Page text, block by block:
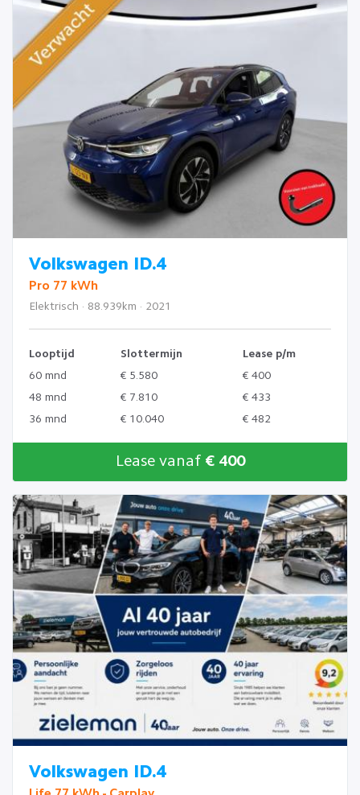
Volkswagen ID.4
Pro 77 kWh
Elektrisch · 88.939km · 2021
Looptijd Slottermijn
Lease p/m
60 mnd
€ 5.580
€ 400
48 mnd
€ 7.810
€ 433
36 mnd
€ 10.040 € 482
Lease vanaf € 400
Volkswagen ID.4